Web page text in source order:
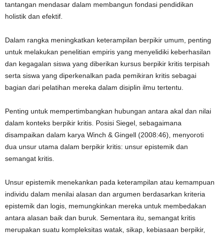
tantangan mendasar dalam membangun fondasi pendidikan
holistik dan efektif.
Dalam rangka meningkatkan keterampilan berpikir umum, penting
untuk melakukan penelitian empiris yang menyelidiki keberhasilan
dan kegagalan siswa yang diberikan kursus berpikir kritis terpisah
serta siswa yang diperkenalkan pada pemikiran kritis sebagai
bagian dari pelatihan mereka dalam disiplin ilmu tertentu.
Penting untuk mempertimbangkan hubungan antara akal dan nilai
dalam konteks berpikir kritis. Posisi Siegel, sebagaimana
disampaikan dalam karya Winch & Gingell (2008:46), menyoroti
dua unsur utama dalam berpikir kritis: unsur epistemik dan
semangat kritis.
Unsur epistemik menekankan pada keterampilan atau kemampuan
individu dalam menilai alasan dan argumen berdasarkan kriteria
epistemik dan logis, memungkinkan mereka untuk membedakan
antara alasan baik dan buruk. Sementara itu, semangat kritis
merupakan suatu kompleksitas watak, sikap, kebiasaan berpikir,